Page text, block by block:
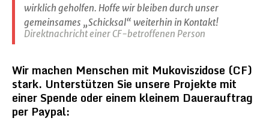
wirklich geholfen. Hoffe wir bleiben durch unser
gemeinsames „Schicksal“ weiterhin in Kontakt!
Direktnachricht einer CF-betroffenen Person
Wir machen Menschen mit Mukoviszidose (CF)
stark. Unterstützen Sie unsere Projekte mit
einer Spende oder einem kleinem Dauerauftrag
per Paypal: